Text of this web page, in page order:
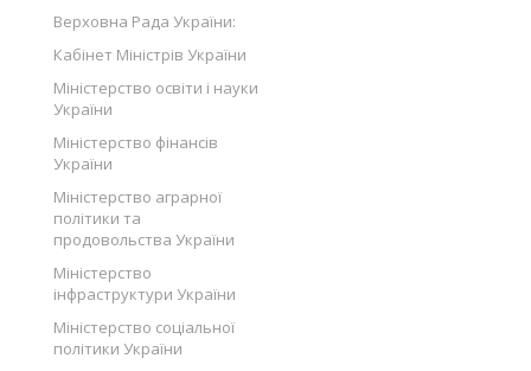
Верховна Рада України:
Кабінет Міністрів України
Міністерство освіти і науки
України
Міністерство фінансів
України
Міністерство аграрної
політики та
продовольства України
Міністерство
інфраструктури України
Міністерство соціальної
політики України